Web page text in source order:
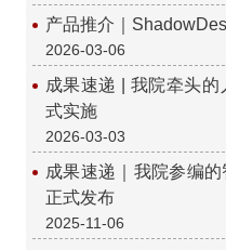
产品推介｜
2026-03-06
成果速递 | 我院牵头
式实施
2026-03-03
成果速递｜我院参编
正式发布
2025-11-06